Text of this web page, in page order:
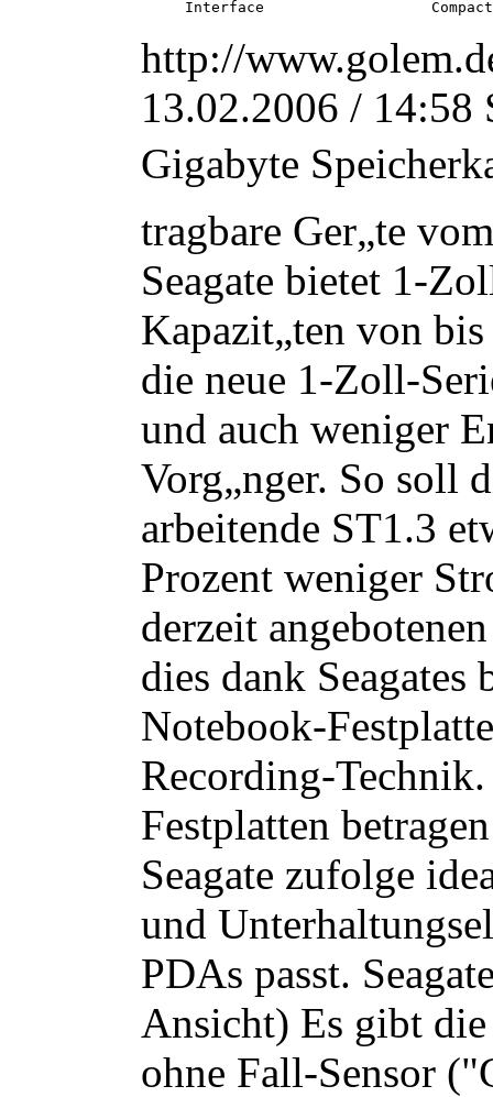
http://
13.02.2006 / 14:58
Gigabyte
tragbare Ger„te
Seagate bietet 1-
Kapazit„ten von
die neue 1-Zoll-
und auch weniger
Vorg„nger. So soll
arbeitende ST1.3
Prozent weniger
derzeit
dies dank
Notebook-
Recording-
Festplatten
Seagate zufolge
und
PDAs passt.
Ansicht) Es gibt
ohne Fall-Sensor